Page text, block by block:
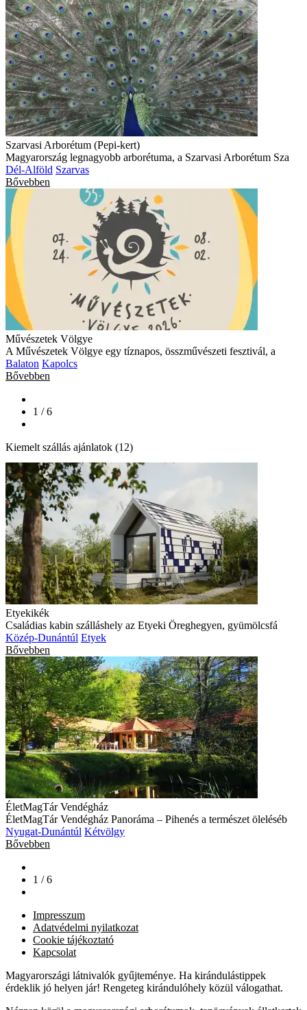
Szarvasi Arborétum (Pepi-kert)
Magyarország legnagyobb arborétuma, a Szarvasi Arborétum Sza
Dél-Alföld Szarvas
Bővebben
Művészetek Völgye
A Művészetek Völgye egy tíznapos, összművészeti fesztivál, a
Balaton Kapolcs
Bővebben
1 / 6
Kiemelt szállás ajánlatok (12)
Etyekikék
Családias kabin szálláshely az Etyeki Öreghegyen, gyümölcsfá
Közép-Dunántúl Etyek
Bővebben
ÉletMagTár Vendégház
ÉletMagTár Vendégház Panoráma – Pihenés a természet öleléséb
Nyugat-Dunántúl Kétvölgy
Bővebben
1 / 6
Impresszum
Adatvédelmi nyilatkozat
Cookie tájékoztató
Kapcsolat
Magyarországi látnivalók gyűjteménye. Ha kirándulástippek
érdeklik jó helyen jár! Rengeteg kirándulóhely közül válogathat.